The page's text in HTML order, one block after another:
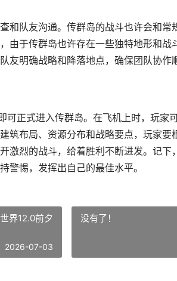
和队友沟通。传群岛的战斗也许会和常
由于传群岛也许存在一些独特地形和战
友明确战略和降落地点，确保团队协作
可正式进入传群岛。在飞机上时，玩家
筑布局、资源分布和战略要点，玩家要
激烈的战斗，给着胜利不断进发。记下
警惕，发挥出自己的最佳水平。
界12.0前夕
2026-07-03
没有了！